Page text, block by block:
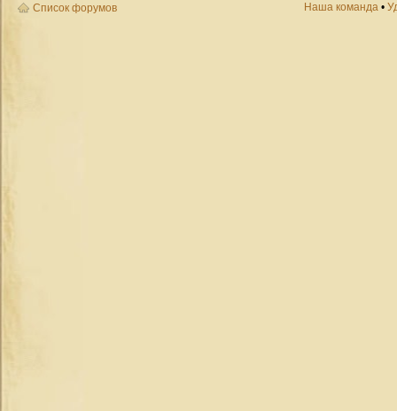
Список форумов Наша команда •